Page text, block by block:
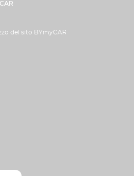
del sito BYmyCAR